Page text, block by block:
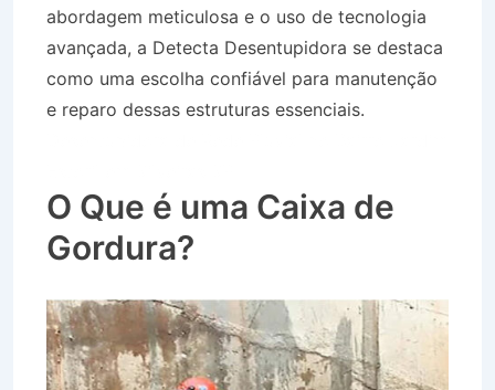
abordagem meticulosa e o uso de tecnologia
avançada, a Detecta Desentupidora se destaca
como uma escolha confiável para manutenção
e reparo dessas estruturas essenciais.
O Que é uma Caixa de
Gordura?